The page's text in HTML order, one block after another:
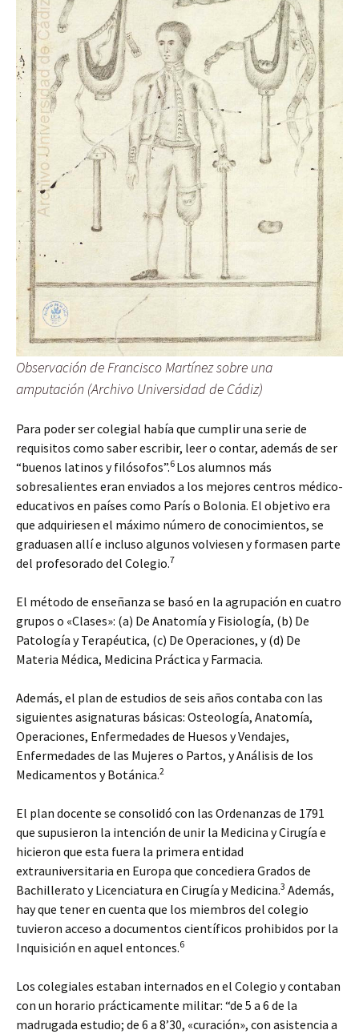
Observación de Francisco Martínez sobre una
amputación (Archivo Universidad de Cádiz)
Para poder ser colegial había que cumplir una serie de
requisitos como saber escribir, leer o contar, además de ser
“buenos latinos y filósofos”.6 Los alumnos más
sobresalientes eran enviados a los mejores centros médico-
educativos en países como París o Bolonia. El objetivo era
que adquiriesen el máximo número de conocimientos, se
graduasen allí e incluso algunos volviesen y formasen parte
del profesorado del Colegio.7
El método de enseñanza se basó en la agrupación en cuatro
grupos o «Clases»: (a) De Anatomía y Fisiología, (b) De
Patología y Terapéutica, (c) De Operaciones, y (d) De
Materia Médica, Medicina Práctica y Farmacia.
Además, el plan de estudios de seis años contaba con las
siguientes asignaturas básicas: Osteología, Anatomía,
Operaciones, Enfermedades de Huesos y Vendajes,
Enfermedades de las Mujeres o Partos, y Análisis de los
Medicamentos y Botánica.2
El plan docente se consolidó con las Ordenanzas de 1791
que supusieron la intención de unir la Medicina y Cirugía e
hicieron que esta fuera la primera entidad
extrauniversitaria en Europa que concediera Grados de
Bachillerato y Licenciatura en Cirugía y Medicina.3 Además,
hay que tener en cuenta que los miembros del colegio
tuvieron acceso a documentos científicos prohibidos por la
Inquisición en aquel entonces.6
Los colegiales estaban internados en el Colegio y contaban
con un horario prácticamente militar: “de 5 a 6 de la
madrugada estudio; de 6 a 8’30, «curación», con asistencia a